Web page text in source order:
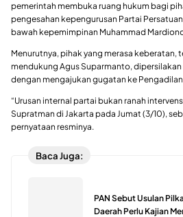
pemerintah membuka ruang hukum bagi
pengesahan kepengurusan Partai
bawah kepemimpinan Muhammad
Menurutnya, pihak yang merasa keberatan,
mendukung Agus Suparmanto,
dengan mengajukan gugatan ke Pengadilan
“Urusan internal partai bukan ranah
Supratman di Jakarta pada Jumat (3/10),
pernyataan resminya.
Baca Juga:
PAN Sebut Usulan
Daerah Perlu Kajian